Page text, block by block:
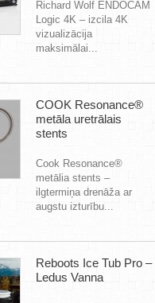
Richard Wolf ENDOCAM
Logic 4K – izcila 4K
vizualizācija
maksimālai...
COOK Resonance®
metāla uretrālais
stents
Cook Resonance®
metālia stents –
ilgtermiņa drenāža ar
augstu izturību...
Reboots Ice Tub Pro –
Ledus Vanna